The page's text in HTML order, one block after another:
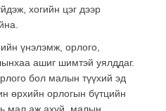
хогийн цэг дээр
үнэлэмж, орлого,
ашиг шимтэй уялддаг.
бол малын түүхий эд
өрхийн орлогын бүтцийн
мал аж ахуй, малын